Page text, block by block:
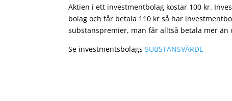
Aktien i ett investmentbolag kostar 100 kr.
bolag och får betala 110 kr så har
substanspremier, man får alltså betala mer
Se investmentsbolagsSUBSTANSVÄRDE